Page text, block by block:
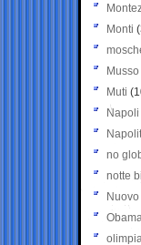
Monti
Musso
Muti
Napoli
no
notte